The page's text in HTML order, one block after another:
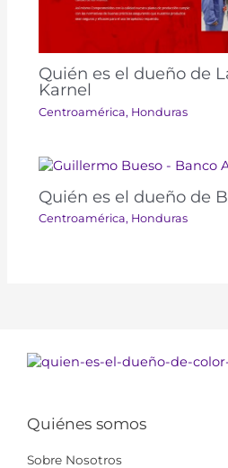
Quién es el dueño de
Karnel
Centroamérica, Honduras
Quién es el dueño de
Centroamérica, Honduras
Quiénes somos
Sobre Nosotros